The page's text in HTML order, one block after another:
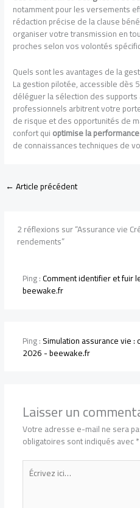
notamment pour les versements
rédaction précise de la clause
organiser votre transmission en
proches selon vos volontés
Quels sont les avantages de la
La gestion pilotée, accessible dès
déléguer la sélection des
professionnels arbitrent votre
de risque et des opportunités de
confort quioptimise la
de connaissances techniques de
←Article précédent
2 réflexions sur “Assurance vie
rendements”
Ping :Comment identifier et fuir
beewake.fr
Ping :Simulation assurance vie
2026 - beewake.fr
Laisser un
Votre adresse e-mail ne sera
obligatoires sont indiqués avec*
Écrivez
ici…